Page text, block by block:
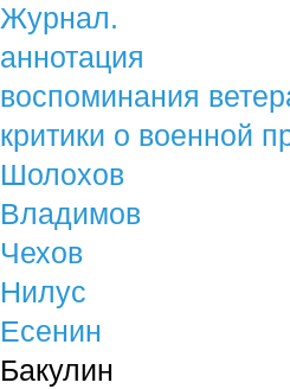
Журнал.
аннотация
воспоминания
критики о военной
Шолохов
Владимов
Чехов
Нилус
Есенин
Бакулин